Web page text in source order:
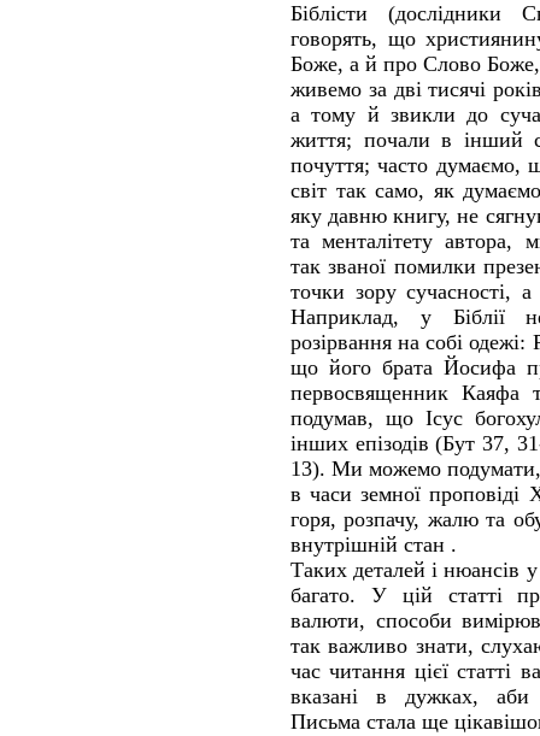
Біблісти (дослідники
говорять, що
Боже, а й про Слово
живемо за дві тисячі
а тому й звикли до
життя; почали в інший
почуття; часто
світ так само, як
яку давню книгу, не
та менталітету автора,
так званої помилки
точки зору сучасності,
Наприклад, у Біблії
розірвання на собі
що його брата Йосифа
первосвященник Каяфа
подумав, що Ісус
інших епізодів (Бут 37,
13). Ми можемо
в часи земної
горя, розпачу, жалю та
внутрішній стан .
Таких деталей і нюансів
багато. У цій статті
валюти, способи
так важливо знати,
час читання цієї статті
вказані в дужках, аби
Письма стала ще